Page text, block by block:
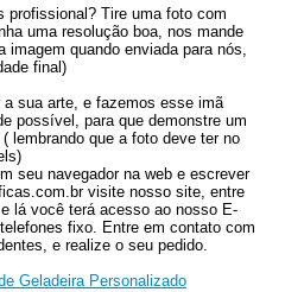
profissional? Tire uma foto com
uma resolução boa, nos mande
imagem quando enviada para nós,
final)
a sua arte, e fazemos esse imã
possível, para que demonstre um
lembrando que a foto deve ter no
seu navegador na web e escrever
visite nosso site, entre
e lá você terá acesso ao nosso E-
fixo. Entre em contato com
e realize o seu pedido.
Geladeira Personalizado